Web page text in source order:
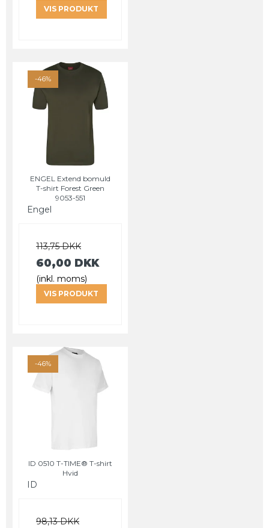
VIS PRODUKT
-46%
ENGEL Extend bomuld
T-shirt Forest Green
9053-551
Engel
113,75 DKK
60,00 DKK
(inkl. moms)
VIS PRODUKT
-46%
ID 0510 T-TIME® T-shirt
Hvid
ID
98,13 DKK